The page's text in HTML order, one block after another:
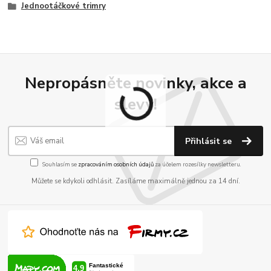
Jednootáčkové trimry
Nepropásněte novinky, akce a
slevy!
Přihlásit se
Souhlasím se zpracováním osobních údajůza účelem rozesílky newsletteru.
Můžete se kdykoli odhlásit. Zasíláme maximálně jednou za 14 dní.